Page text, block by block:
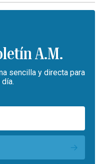
A.M.
sencilla y directa para